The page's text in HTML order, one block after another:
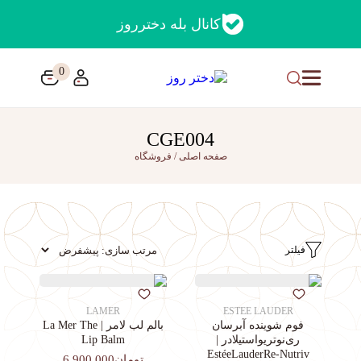
کانال بله دخترروز
0
CGE004
صفحه اصلی/ فروشگاه
فیلتر
ESTEE LAUDER
فوم شوینده آبرسان
ری‌نوتریواستیلادر |
EstéeLauderRe-Nutriv
LAMER
بالم لب لامر | La Mer The
Lip Balm